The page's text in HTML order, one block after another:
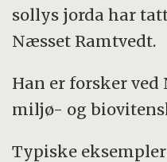
sollys jorda har
Næsset Ramtvedt.
Han er forsker ved
miljø- og
Typiske